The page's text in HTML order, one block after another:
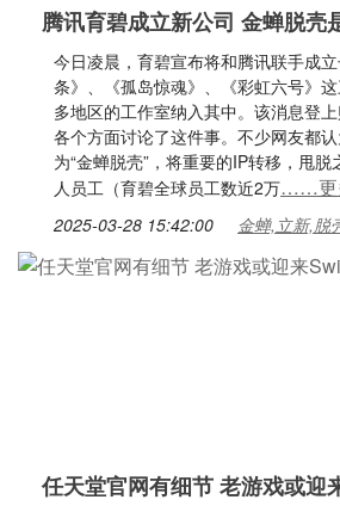
腾讯育碧成立新公司 金蝉脱壳
今日凌晨，育碧宣布将和腾讯联手成
条》、《孤岛惊魂》、《彩虹六号》
多地区的工作室纳入其中。该消息登
各个方面讨论了这件事。不少网友都
为“金蝉脱壳”，将重要的IP转移，甩
人员工（育碧全球员工数近2万……更
2025-03-28 15:42:00 金蝉,立新,脱
任天堂官网有细节 老游戏或迎